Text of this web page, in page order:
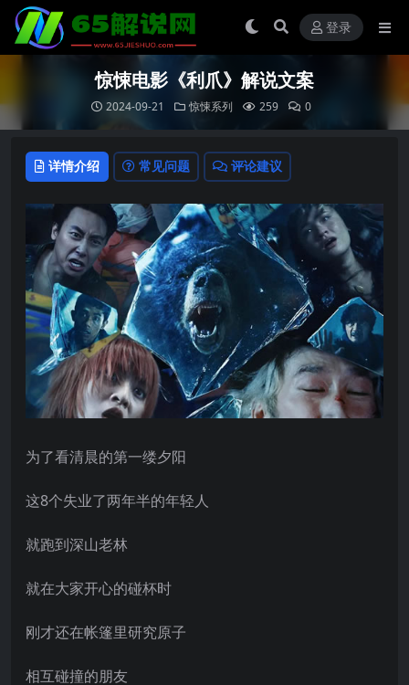
登录
惊悚电影《利爪》解说文案
2024-09-21 惊悚系列 259 0
详情介绍 常见问题 评论建议
为了看清晨的第一缕夕阳
这8个失业了两年半的年轻人
就跑到深山老林
就在大家开心的碰杯时
刚才还在帐篷里研究原子
相互碰撞的朋友